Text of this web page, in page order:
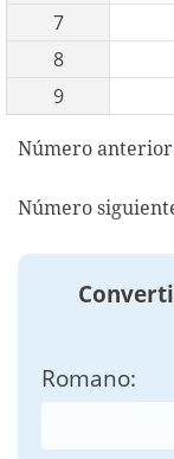
7
8
9
Número
Número
Romano: